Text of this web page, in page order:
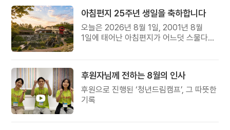
아침편지 25주년 생일을 축하합니다
오늘은 2026년 8월 1일, 2001년 8월
1일에 태어난 아침편지가 어느덧 스물다섯
후원자님께 전하는 8월의 인사
후원으로 진행된 ‘청년드림캠프’, 그 따뜻한
기록